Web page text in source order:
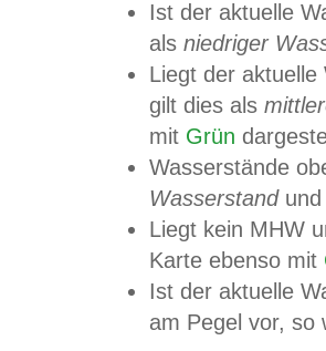
Ist der aktuelle
als niedriger
Liegt der
gilt dies als
mit Grün
Wasserstände
Wasserstandund
Liegt kein MHW
Karte ebenso mit
Ist der aktuelle
am Pegel vor,